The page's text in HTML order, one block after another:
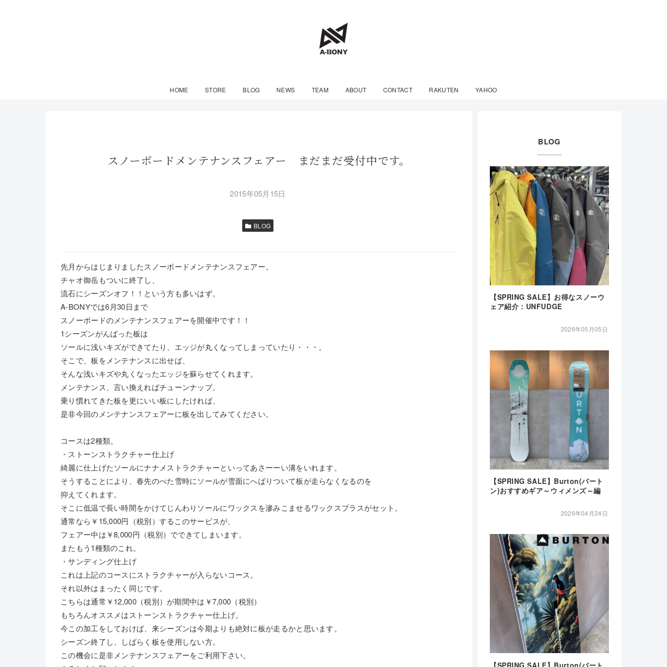
HOME STORE BLOG NEWS TEAM ABOUT CONTACT RAKUTEN YAHOO
スノーボードメンテナンスフェアー まだまだ受付中です。
2015年05月15日
BLOG
先月からはじまりましたスノーボードメンテナンスフェアー。
チャオ御岳もついに終了し、
流石にシーズンオフ！！という方も多いはず。
A-BONYでは6月30日まで
スノーボードのメンテナンスフェアーを開催中です！！
1シーズンがんばった板は
ソールに浅いキズができてたり、エッジが丸くなってしまっていたり・・・。
そこで、板をメンテナンスに出せば、
そんな浅いキズや丸くなったエッジを蘇らせてくれます。
メンテナンス、言い換えればチューンナップ。
乗り慣れてきた板を更にいい板にしたければ、
是非今回のメンテナンスフェアーに板を出してみてください。
コースは2種類。
・ストーンストラクチャー仕上げ
綺麗に仕上げたソールにナナメストラクチャーといってあさーーい溝をいれます。
そうすることにより、春先のべた雪時にソールが雪面にへばりついて板が走らなくなるのを
抑えてくれます。
そこに低温で長い時間をかけてじんわりソールにワックスを滲みこませるワックスプラスがセット。
通常なら￥15,000円（税別）するこのサービスが、
フェアー中は￥8,000円（税別）でできてしまいます。
またもう1種類のこれ。
・サンディング仕上げ
これは上記のコースにストラクチャーが入らないコース。
それ以外はまったく同じです。
こちらは通常￥12,000（税別）が期間中は￥7,000（税別）
もちろんオススメはストーンストラクチャー仕上げ。
今この加工をしておけば、来シーズンは今期よりも絶対に板が走るかと思います。
シーズン終了し、しばらく板を使用しない方。
この機会に是非メンテナンスフェアーをご利用下さい。
BLOG
【SPRING SALE】お得なスノーウ
ェア紹介：UNFUDGE
2026年05月05日
【SPRING SALE】Burton(バート
ン)おすすめギア～ウィメンズ～編
2026年04月24日
【SPRING SALE】Burton(バート